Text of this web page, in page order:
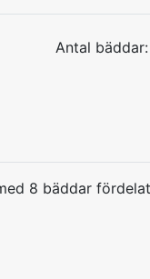
Antal bäddar:
8 bäddar